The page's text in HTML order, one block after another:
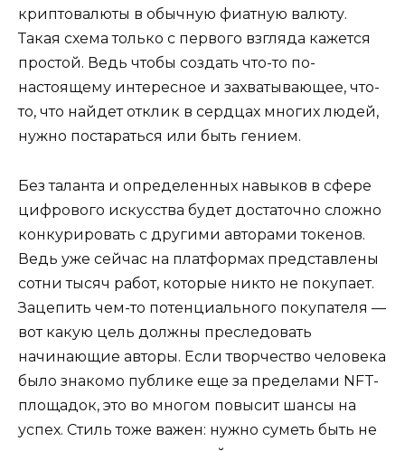
криптовалюты в обычную фиатную валюту.
Такая схема только с первого взгляда кажется
простой. Ведь чтобы создать что-то по-
настоящему интересное и захватывающее, что-
то, что найдет отклик в сердцах многих людей,
нужно постараться или быть гением.
Без таланта и определенных навыков в сфере
цифрового искусства будет достаточно сложно
конкурировать с другими авторами токенов.
Ведь уже сейчас на платформах представлены
сотни тысяч работ, которые никто не покупает.
Зацепить чем-то потенциального покупателя —
вот какую цель должны преследовать
начинающие авторы. Если творчество человека
было знакомо публике еще за пределами NFT-
площадок, это во многом повысит шансы на
успех. Стиль тоже важен: нужно суметь быть не